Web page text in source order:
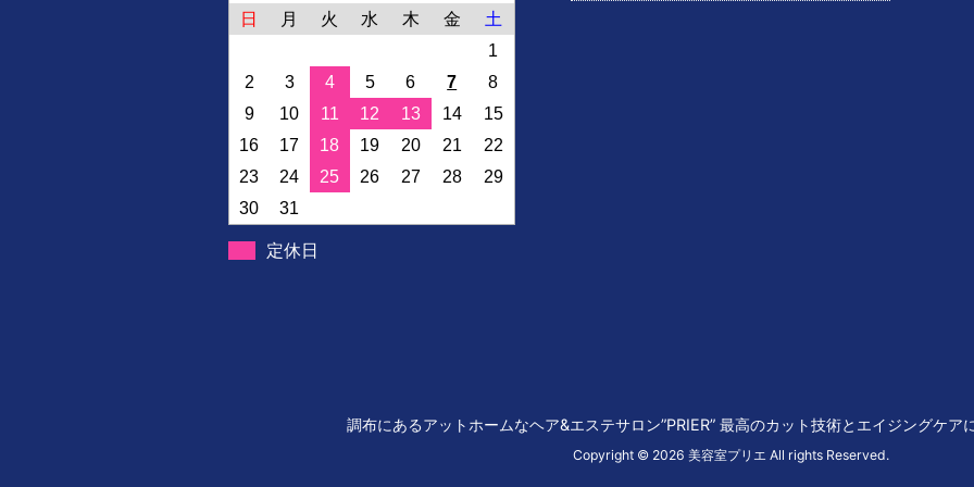
日
月 火 水 木 金
土
1
2
3 4 5 6 7
8
9
10 11 12 13 14
15
16
17 18 19 20 21
22
23
24 25 26 27 28
29
30
31
定休日
調布にあるアットホームなヘア&エステサロン”PRIER” 最高のカット技術とエイジングケア
Copyright © 2026 美容室プリエ All rights Reserved.